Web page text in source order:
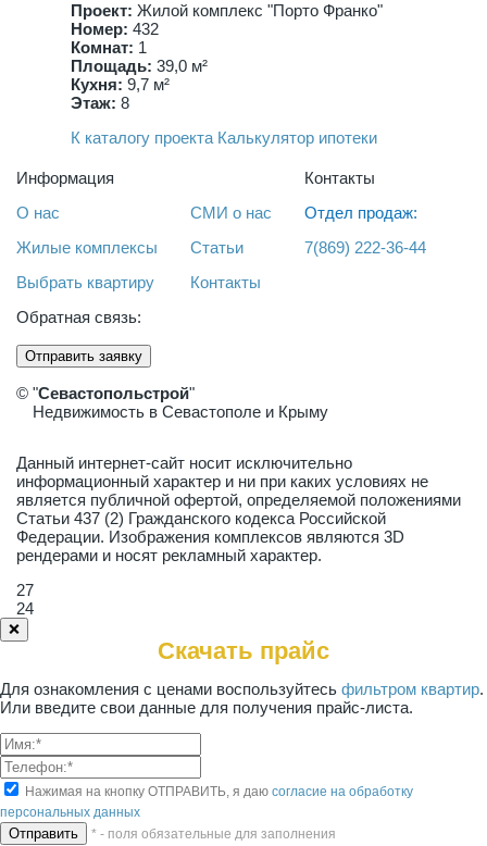
Проект: Жилой комплекс "Порто Франко"
Номер: 432
Комнат: 1
Площадь: 39,0 м²
Кухня: 9,7 м²
Этаж: 8
К каталогу проекта Калькулятор ипотеки
Информация
О нас
Жилые комплексы
Выбрать квартиру
СМИ о нас
Статьи
Контакты
Контакты
Отдел продаж:
7(869) 222-36-44
Обратная связь:
Отправить заявку
© "Севастопольстрой"
Недвижимость в Севастополе и Крыму
Данный интернет-сайт носит исключительно
информационный характер и ни при каких условиях не
является публичной офертой, определяемой положениями
Статьи 437 (2) Гражданского кодекса Российской
Федерации. Изображения комплексов являются 3D
рендерами и носят рекламный характер.
27
24
❌
Скачать прайс
Для ознакомления с ценами воспользуйтесь фильтром квартир.
Или введите свои данные для получения прайс-листа.
Нажимая на кнопку ОТПРАВИТЬ, я даю согласие на обработку
персональных данных
* - поля обязательные для заполнения